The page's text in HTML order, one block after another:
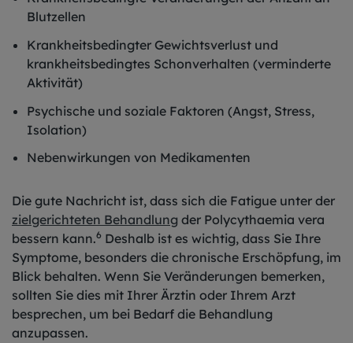
Blutzellen
Krankheitsbedingter Gewichtsverlust und
krankheitsbedingtes Schonverhalten (verminderte
Aktivität)
Psychische und soziale Faktoren (Angst, Stress,
Isolation)
Nebenwirkungen von Medikamenten
Die gute Nachricht ist, dass sich die Fatigue unter der
zielgerichteten Behandlung der Polycythaemia vera
bessern kann.6 Deshalb ist es wichtig, dass Sie Ihre
Symptome, besonders die chronische Erschöpfung, im
Blick behalten. Wenn Sie Veränderungen bemerken,
sollten Sie dies mit Ihrer Ärztin oder Ihrem Arzt
besprechen, um bei Bedarf die Behandlung
anzupassen.